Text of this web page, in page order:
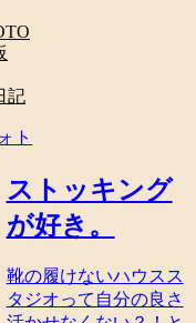
記
ト
ストッキング
が好き。
靴の履けないハウスス
タジオって自分の良さ